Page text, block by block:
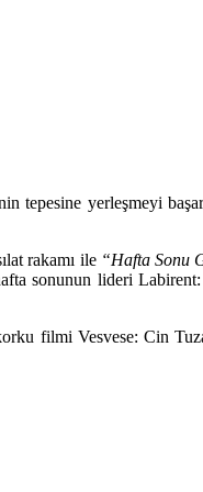
tepesine yerleşmeyi
rakamı ile “Hafta Sonu
sonunun lideri
filmi Vesvese: Cin